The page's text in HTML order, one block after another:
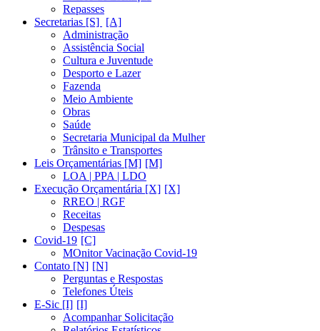
Repasses
Secretarias [S]
Administração
Assistência Social
Cultura e Juventude
Desporto e Lazer
Fazenda
Meio Ambiente
Obras
Saúde
Secretaria Municipal da Mulher
Trânsito e Transportes
Leis Orçamentárias [M]
LOA | PPA | LDO
Execução Orçamentária [X]
RREO | RGF
Receitas
Despesas
Covid-19
MOnitor Vacinação Covid-19
Contato [N]
Perguntas e Respostas
Telefones Úteis
E-Sic [I]
Acompanhar Solicitação